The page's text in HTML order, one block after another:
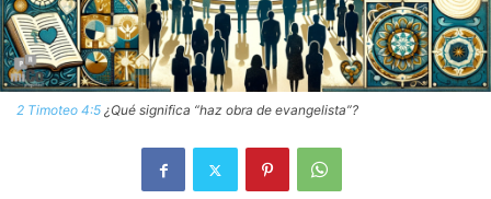
2 Timoteo 4:5 ¿Qué significa “haz obra de evangelista”?